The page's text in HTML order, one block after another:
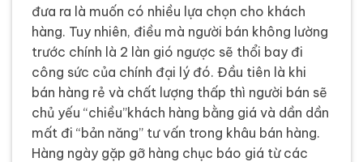
đưa ra là muốn có nhiều lựa chọn cho khách
hàng. Tuy nhiên, điều mà người bán không lường
trước chính là 2 làn gió ngược sẽ thổi bay đi
công sức của chính đại lý đó. Đầu tiên là khi
bán hàng rẻ và chất lượng thấp thì người bán sẽ
chủ yếu “chiều”khách hàng bằng giá và dần dần
mất đi “bản năng” tư vấn trong khâu bán hàng.
Hàng ngày gặp gỡ hàng chục báo giá từ các